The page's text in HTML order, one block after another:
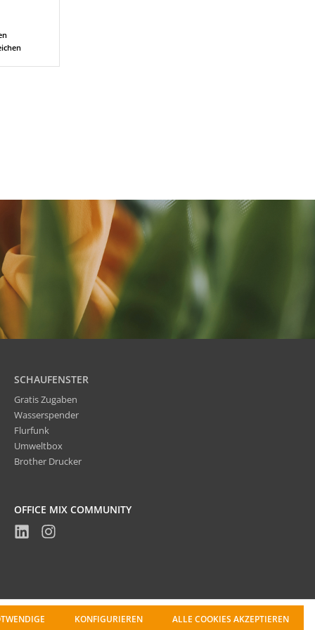
SCHAUFENSTER
Gratis Zugaben
Wasserspender
Flurfunk
Umweltbox
Brother Drucker
OFFICE MIX COMMUNITY
KONFIGURIEREN ALLE COOKIES AKZEPTIEREN